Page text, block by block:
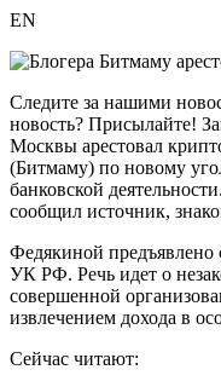
EN
Следите за нашими
новость? Присылайте!
Москвы арестовал
(Битмаму) по новому
банковской
сообщил источник,
Федякиной предъявлено
УК РФ. Речь идет о
совершенной
извлечением дохода в
Сейчас читают: